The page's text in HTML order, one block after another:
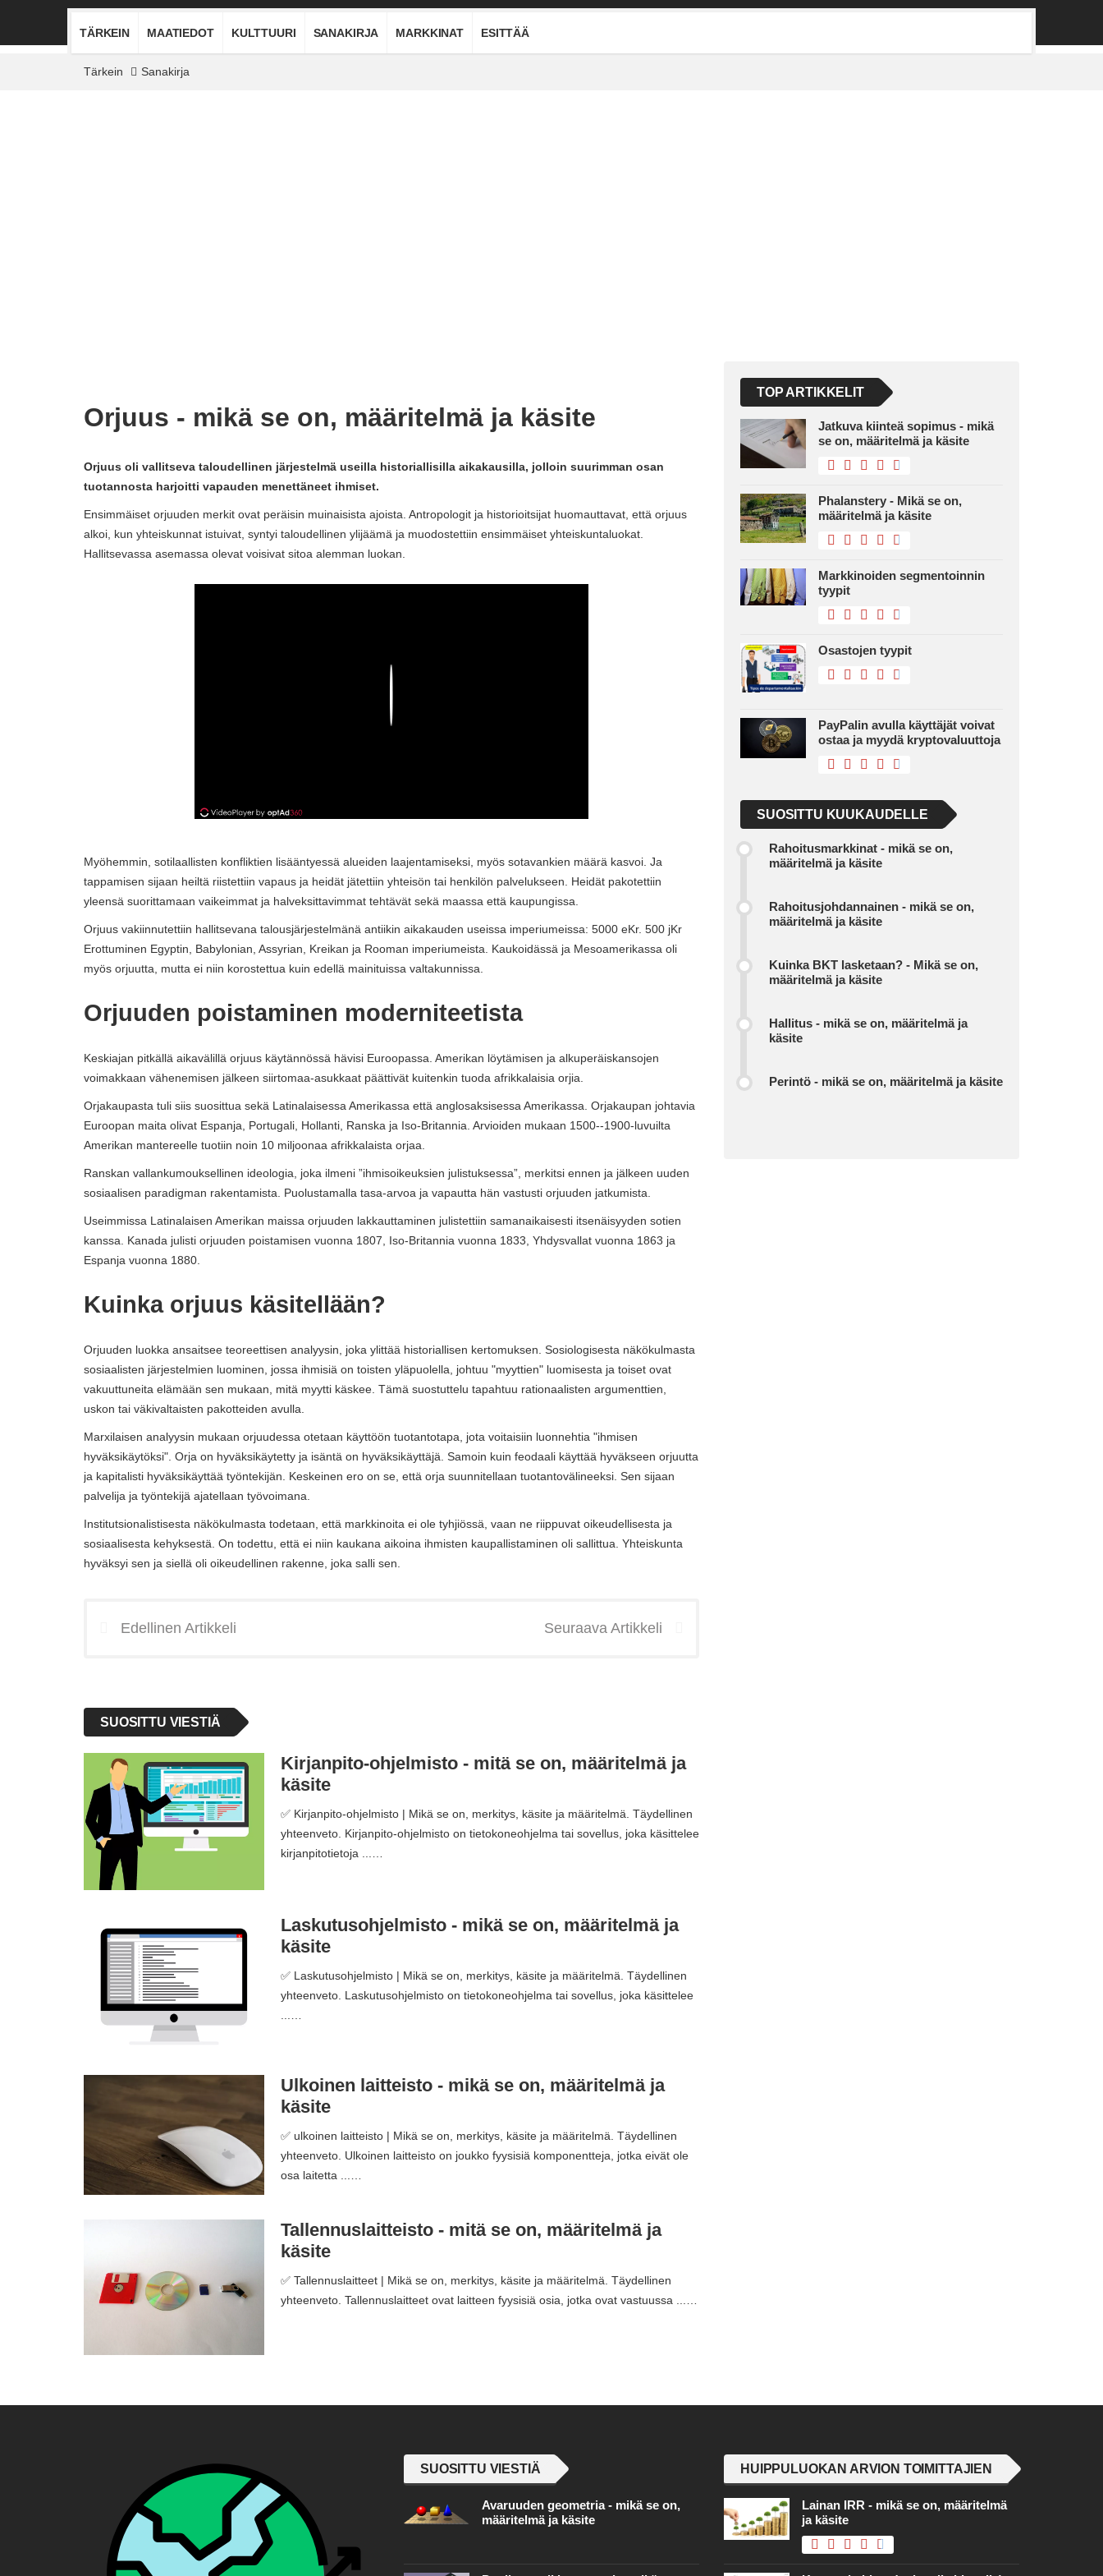
TÄRKEIN MAATIEDOT KULTTUURI SANAKIRJA MARKKINAT ESITTÄÄ
Tärkein Sanakirja
Orjuus - mikä se on, määritelmä ja käsite
Orjuus oli vallitseva taloudellinen järjestelmä useilla historiallisilla aikakausilla, jolloin suurimman osan
tuotannosta harjoitti vapauden menettäneet ihmiset.
Ensimmäiset orjuuden merkit ovat peräisin muinaisista ajoista. Antropologit ja historioitsijat huomauttavat, että orjuus
alkoi, kun yhteiskunnat istuivat, syntyi taloudellinen ylijäämä ja muodostettiin ensimmäiset yhteiskuntaluokat.
Hallitsevassa asemassa olevat voisivat sitoa alemman luokan.
Myöhemmin, sotilaallisten konfliktien lisääntyessä alueiden laajentamiseksi, myös sotavankien määrä kasvoi. Ja
tappamisen sijaan heiltä riistettiin vapaus ja heidät jätettiin yhteisön tai henkilön palvelukseen. Heidät pakotettiin
yleensä suorittamaan vaikeimmat ja halveksittavimmat tehtävät sekä maassa että kaupungissa.
Orjuus vakiinnutettiin hallitsevana talousjärjestelmänä antiikin aikakauden useissa imperiumeissa: 5000 eKr. 500 jKr
Erottuminen Egyptin, Babylonian, Assyrian, Kreikan ja Rooman imperiumeista. Kaukoidässä ja Mesoamerikassa oli
myös orjuutta, mutta ei niin korostettua kuin edellä mainituissa valtakunnissa.
Orjuuden poistaminen moderniteetista
Keskiajan pitkällä aikavälillä orjuus käytännössä hävisi Euroopassa. Amerikan löytämisen ja alkuperäiskansojen
voimakkaan vähenemisen jälkeen siirtomaa-asukkaat päättivät kuitenkin tuoda afrikkalaisia ​​orjia.
Orjakaupasta tuli siis suosittua sekä Latinalaisessa Amerikassa että anglosaksisessa Amerikassa. Orjakaupan johtavia
Euroopan maita olivat Espanja, Portugali, Hollanti, Ranska ja Iso-Britannia. Arvioiden mukaan 1500--1900-luvuilta
Amerikan mantereelle tuotiin noin 10 miljoonaa afrikkalaista orjaa.
Ranskan vallankumouksellinen ideologia, joka ilmeni ”ihmisoikeuksien julistuksessa”, merkitsi ennen ja jälkeen uuden
sosiaalisen paradigman rakentamista. Puolustamalla tasa-arvoa ja vapautta hän vastusti orjuuden jatkumista.
Useimmissa Latinalaisen Amerikan maissa orjuuden lakkauttaminen julistettiin samanaikaisesti itsenäisyyden sotien
kanssa. Kanada julisti orjuuden poistamisen vuonna 1807, Iso-Britannia vuonna 1833, Yhdysvallat vuonna 1863 ja
Espanja vuonna 1880.
Kuinka orjuus käsitellään?
Orjuuden luokka ansaitsee teoreettisen analyysin, joka ylittää historiallisen kertomuksen. Sosiologisesta näkökulmasta
sosiaalisten järjestelmien luominen, jossa ihmisiä on toisten yläpuolella, johtuu "myyttien" luomisesta ja toiset ovat
vakuuttuneita elämään sen mukaan, mitä myytti käskee. Tämä suostuttelu tapahtuu rationaalisten argumenttien,
uskon tai väkivaltaisten pakotteiden avulla.
Marxilaisen analyysin mukaan orjuudessa otetaan käyttöön tuotantotapa, jota voitaisiin luonnehtia "ihmisen
hyväksikäytöksi". Orja on hyväksikäytetty ja isäntä on hyväksikäyttäjä. Samoin kuin feodaali käyttää hyväkseen orjuutta
ja kapitalisti hyväksikäyttää työntekijän. Keskeinen ero on se, että orja suunnitellaan tuotantovälineeksi. Sen sijaan
palvelija ja työntekijä ajatellaan työvoimana.
Institutsionalistisesta näkökulmasta todetaan, että markkinoita ei ole tyhjiössä, vaan ne riippuvat oikeudellisesta ja
sosiaalisesta kehyksestä. On todettu, että ei niin kaukana aikoina ihmisten kaupallistaminen oli sallittua. Yhteiskunta
hyväksyi sen ja siellä oli oikeudellinen rakenne, joka salli sen.
Edellinen Artikkeli Seuraava Artikkeli
SUOSITTU VIESTIÄ
Kirjanpito-ohjelmisto - mitä se on, määritelmä ja
käsite
✅ Kirjanpito-ohjelmisto | Mikä se on, merkitys, käsite ja määritelmä. Täydellinen
yhteenveto. Kirjanpito-ohjelmisto on tietokoneohjelma tai sovellus, joka käsittelee
kirjanpitotietoja ...…
Laskutusohjelmisto - mikä se on, määritelmä ja
käsite
✅ Laskutusohjelmisto | Mikä se on, merkitys, käsite ja määritelmä. Täydellinen
yhteenveto. Laskutusohjelmisto on tietokoneohjelma tai sovellus, joka käsittelee
Ulkoinen laitteisto - mikä se on, määritelmä ja
käsite
✅ ulkoinen laitteisto | Mikä se on, merkitys, käsite ja määritelmä. Täydellinen
yhteenveto. Ulkoinen laitteisto on joukko fyysisiä komponentteja, jotka eivät ole
osa laitetta ...…
Tallennuslaitteisto - mitä se on, määritelmä ja
käsite
✅ Tallennuslaitteet | Mikä se on, merkitys, käsite ja määritelmä. Täydellinen
yhteenveto. Tallennuslaitteet ovat laitteen fyysisiä osia, jotka ovat vastuussa ...…
TOP ARTIKKELIT
Jatkuva kiinteä sopimus - mikä
se on, määritelmä ja käsite
Phalanstery - Mikä se on,
määritelmä ja käsite
Markkinoiden segmentoinnin
tyypit
Osastojen tyypit
PayPalin avulla käyttäjät voivat
ostaa ja myydä kryptovaluuttoja
SUOSITTU KUUKAUDELLE
Rahoitusmarkkinat - mikä se on,
määritelmä ja käsite
Rahoitusjohdannainen - mikä se on,
määritelmä ja käsite
Kuinka BKT lasketaan? - Mikä se on,
määritelmä ja käsite
Hallitus - mikä se on, määritelmä ja
käsite
Perintö - mikä se on, määritelmä ja käsite
SUOSITTU VIESTIÄ
Avaruuden geometria - mikä se on,
määritelmä ja käsite
HUIPPULUOKAN ARVION TOIMITTAJIEN
Lainan IRR - mikä se on, määritelmä
ja käsite